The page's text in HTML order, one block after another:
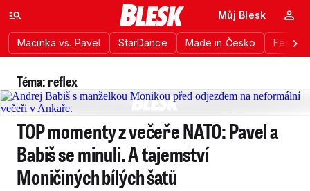
Macinka vs. Pavel StarDance Made in Česko
Můj Blesk
Téma: reflex
TOP momenty z večeře NATO: Pavel a
Babiš se minuli. A tajemství
Moničiných bílých šatů